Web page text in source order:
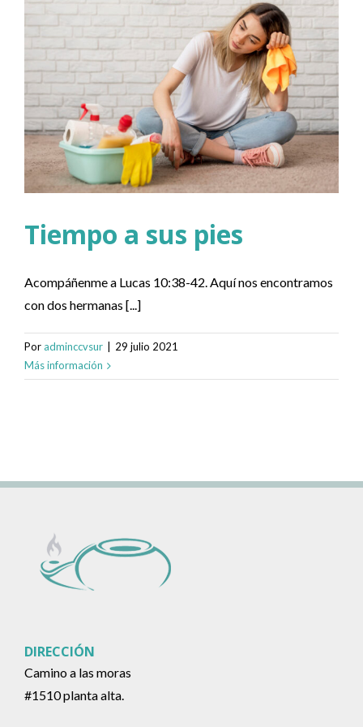
Tiempo a sus pies
Acompáñenme a Lucas 10:38-42. Aquí nos encontramos
con dos hermanas [...]
Poradminccvsur
29 julio 2021
Más información
DIRECCIÓN
Camino a las moras
#1510 planta alta.